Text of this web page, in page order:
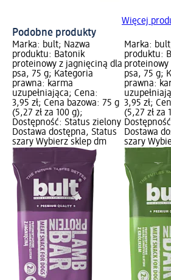
Więcej
Podobne produkty
Marka: bult; Nazwa
produktu: Batonik
proteinowy z jagnięciną dla
psa, 75 g; Kategoria
prawna: karma
uzupełniająca; Cena:
3,95 zł; Cena bazowa: 75 g
(5,27 zł za 100 g);
Dostępność: Status zielony
Dostawa dostępna, Status
szary Wybierz sklep dm
Marka:
produktu:
psa, 75 g;
prawna:
3,95 zł;
(5,27 zł za
Dostawa
szary